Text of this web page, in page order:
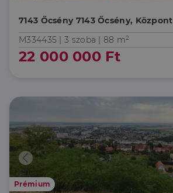
7143 Őcsény 7143 Őcsény, Központ
M334435 |3 szoba | 88 m²
22 000 000 Ft
Prémium